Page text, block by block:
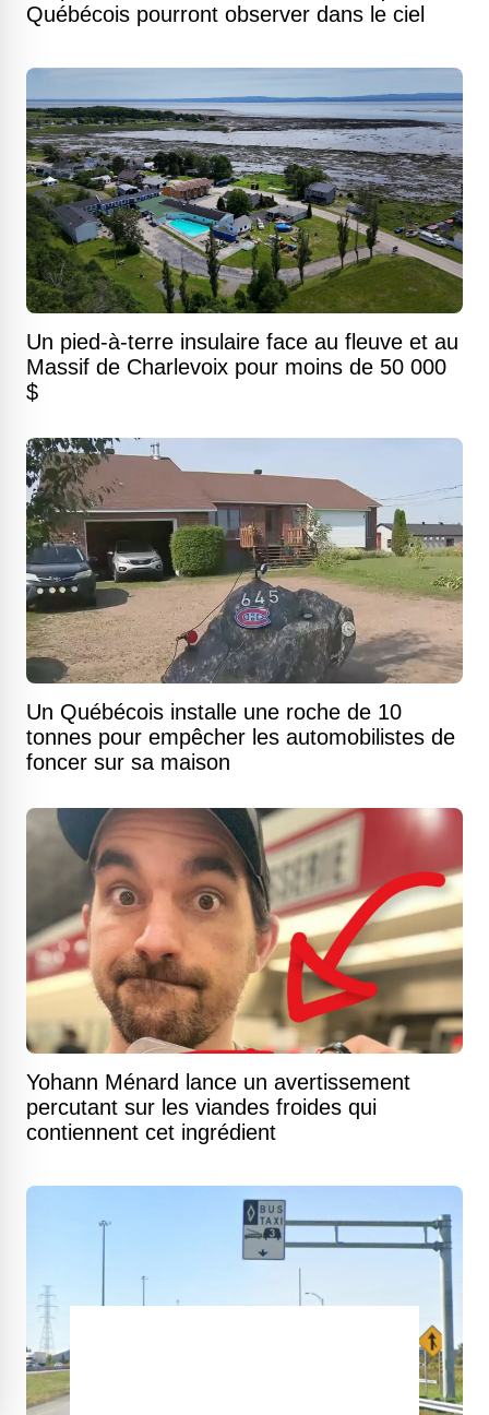
Québécois pourront observer dans le ciel
Un pied-à-terre insulaire face au fleuve et au
Massif de Charlevoix pour moins de 50 000
$
Un Québécois installe une roche de 10
tonnes pour empêcher les automobilistes de
foncer sur sa maison
Yohann Ménard lance un avertissement
percutant sur les viandes froides qui
contiennent cet ingrédient